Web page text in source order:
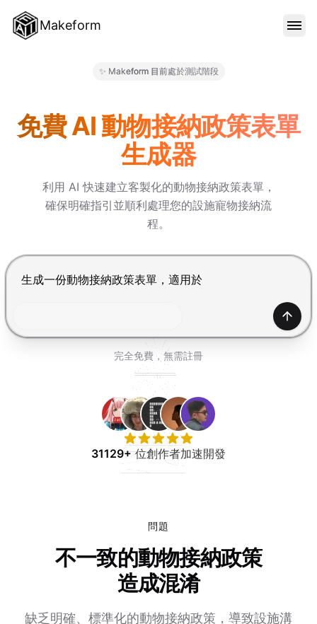
Makeform
登入
✨ Makeform 目前處於測試階段
免費 AI 動物接納政策表單
生成器
利用 AI 快速建立客製化的動物接納政策表單，
確保明確指引並順利處理您的設施寵物接納流
程。
按 Enter 提交，Shift+Enter 換行
產生
完全免費，無需註冊
31129+位創作者加速開發
問題
不一致的動物接納政策
造成混淆
缺乏明確、標準化的動物接納政策，導致設施溝